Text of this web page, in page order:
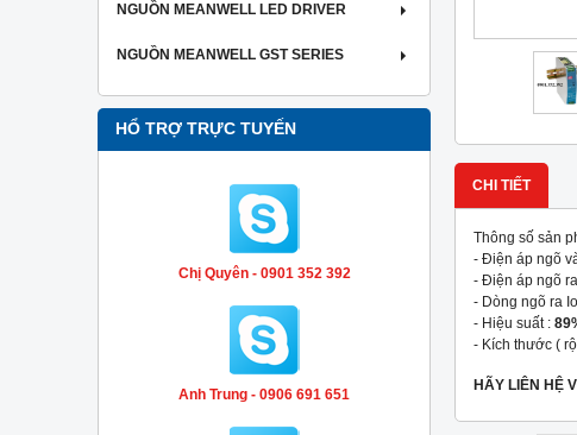
NGUỒN MEANWELL LED DRIVER
NGUỒN MEANWELL GST SERIES
HỔ TRỢ TRỰC TUYẾN
Chị Quyên - 0901 352 392
Anh Trung - 0906 691 651
CHI TIẾT
Thông số sản
- Điện áp ngõ
- Điện áp ngõ
- Dòng ngõ ra
- Hiệu suất :
- Kích thước (
HÃY LIÊN HỆ